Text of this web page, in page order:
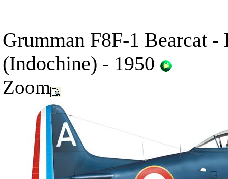
Grumman F8F-1 Bearcat
(Indochine) - 1950
Zoom